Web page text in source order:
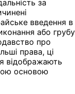
за
введення в
або грубу
про
права, ці
відображають
основою